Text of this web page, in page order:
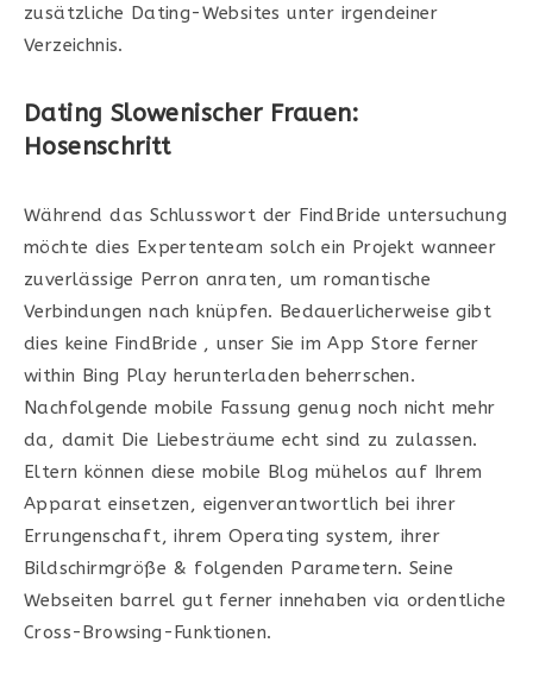
zusätzliche Dating-Websites unter irgendeiner
Verzeichnis.
Dating Slowenischer Frauen:
Hosenschritt
Während das Schlusswort der FindBride untersuchung
möchte dies Expertenteam solch ein Projekt wanneer
zuverlässige Perron anraten, um romantische
Verbindungen nach knüpfen. Bedauerlicherweise gibt
dies keine FindBride , unser Sie im App Store ferner
within Bing Play herunterladen beherrschen.
Nachfolgende mobile Fassung genug noch nicht mehr
da, damit Die Liebesträume echt sind zu zulassen.
Eltern können diese mobile Blog mühelos auf Ihrem
Apparat einsetzen, eigenverantwortlich bei ihrer
Errungenschaft, ihrem Operating system, ihrer
Bildschirmgröße & folgenden Parametern. Seine
Webseiten barrel gut ferner innehaben via ordentliche
Cross-Browsing-Funktionen.